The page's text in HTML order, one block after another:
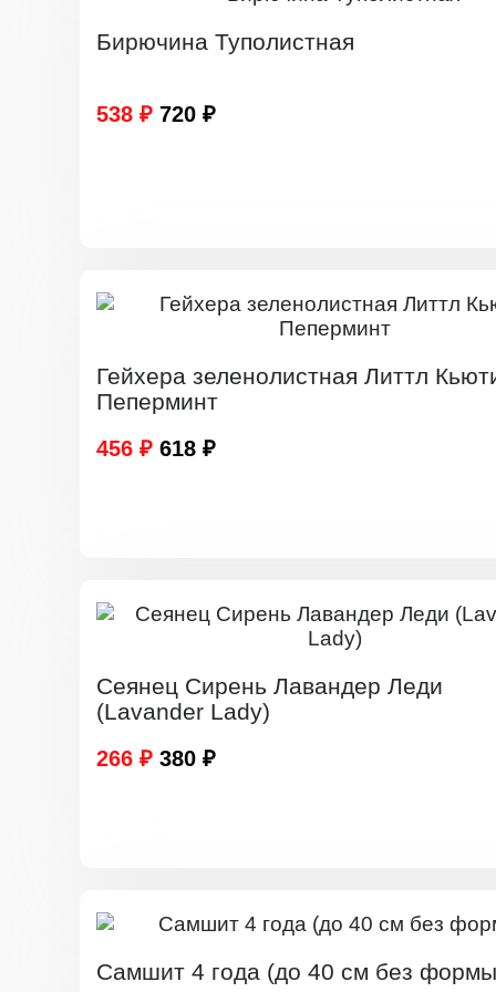
Бирючина Туполистная
538 ₽ 720 ₽
Гейхера зеленолистная Литтл
Пеперминт
456 ₽ 618 ₽
Сеянец Сирень Лавандер Леди
(Lavander Lady)
266 ₽ 380 ₽
Самшит 4 года (до 40 см без